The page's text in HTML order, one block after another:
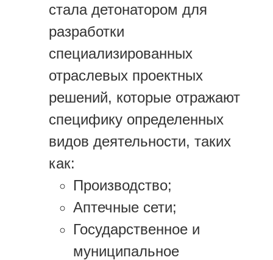
стала детонатором для
разработки
специализированных
отраслевых проектных
решений, которые отражают
специфику определенных
видов деятельности, таких
как:
Производство;
Аптечные сети;
Государственное и
муниципальное